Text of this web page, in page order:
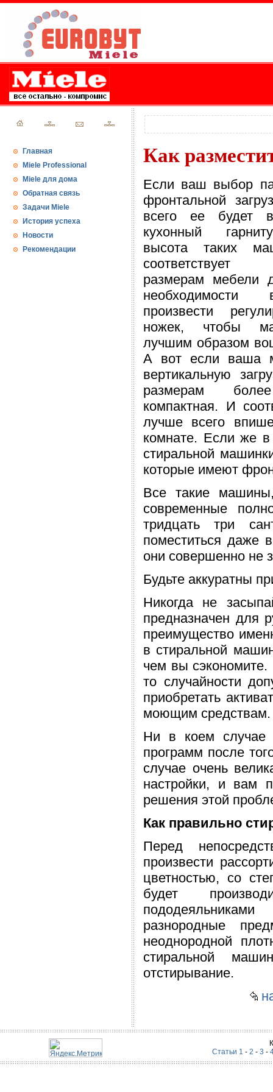
Главная
Miele Professional
Miele для дома
Обратная связь
Задачи Miele
История успеха
Новости
Рекомендации
Как
Если ваш выбор
фронтальной
всего ее будет
кухонный
высота таких
соответствует
размерам мебели
произвести
ножек, чтобы
лучшим образом
А вот если ваша
вертикальную
размерам
компактная. И
лучше всего
комнате. Если же
стиральной
которые имеют
Все такие
современные
тридцать три
поместиться даже
они совершенно не
Будьте аккуратны
Никогда не
предназначен для
преимущество
в стиральной
чем вы
то случайности
приобретать
моющим средствам.
Ни в коем случае
программ после
случае очень
настройки, и вам
решения этой
Как правильно
Перед
произвести
цветностью, со
будет
разнородные
неоднородной
стиральной
отстирывание.
Статьи 1 - 2 - 3 -